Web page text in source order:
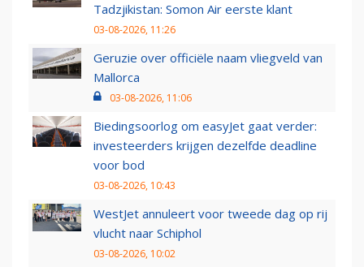
Tadzjikistan: Somon Air eerste klant
03-08-2026, 11:26
Geruzie over officiële naam vliegveld van
Mallorca
03-08-2026, 11:06
Biedingsoorlog om easyJet gaat verder:
investeerders krijgen dezelfde deadline
voor bod
03-08-2026, 10:43
WestJet annuleert voor tweede dag op rij
vlucht naar Schiphol
03-08-2026, 10:02